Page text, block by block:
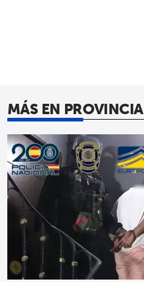
MÁS EN PROVINCIA